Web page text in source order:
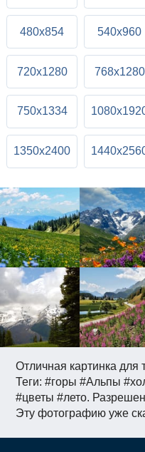
Отличная картинка для
Теги: #горы #Альпы
#цветы #лето.
Эту фотографию уже
480x854 540x960
720x1280 768x1280
750x1334
1350x2400